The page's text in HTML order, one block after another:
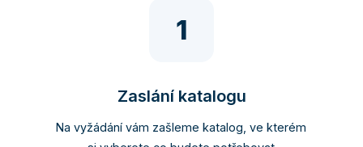
1
Zaslání katalogu
Na vyžádání vám zašleme katalog, ve kterém